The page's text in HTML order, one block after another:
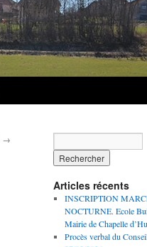
→
Articles récents
INSCRIPTION
NOCTURNE. Ecole
Mairie de Chapelle
Procès verbal du